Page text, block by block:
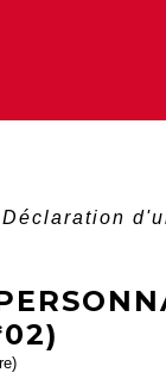
Déclaration